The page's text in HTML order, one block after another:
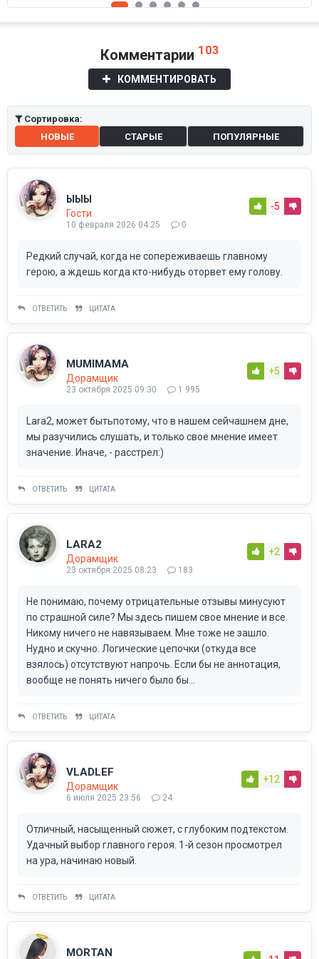
Комментарии 103
КОММЕНТИРОВАТЬ
Сортировка:
НОВЫЕ
СТАРЫЕ ПОПУЛЯРНЫЕ
ЫЫЫ
Гости
10 февраля 2026 04:25 0
-5
Редкий случай, когда не сопереживаешь главному
герою, а ждешь когда кто-нибудь оторвет ему голову.
ОТВЕТИТЬ ЦИТАТА
MUMIMAMA
Дорамщик
23 октября 2025 09:30 1 995
+5
Lara2, может бытьпотому, что в нашем сейчашнем дне,
мы разучились слушать, и только свое мнение имеет
значение. Иначе, - расстрел:)
ОТВЕТИТЬ ЦИТАТА
LARA2
Дорамщик
23 октября 2025 08:23 183
+2
Не понимаю, почему отрицательные отзывы минусуют
по страшной силе? Мы здесь пишем свое мнение и все.
Никому ничего не навязываем. Мне тоже не зашло.
Нудно и скучно. Логические цепочки (откуда все
взялось) отсутствуют напрочь. Если бы не аннотация,
вообще не понять ничего было бы...
ОТВЕТИТЬ ЦИТАТА
VLADLEF
Дорамщик
6 июля 2025 23:56 24
+12
Отличный, насыщенный сюжет, с глубоким подтекстом.
Удачный выбор главного героя. 1-й сезон просмотрел
на ура, начинаю новый.
ОТВЕТИТЬ ЦИТАТА
MORTAN